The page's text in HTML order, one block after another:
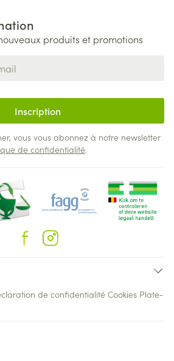
produits et promotions
Inscription
vous vous abonnez à notre newsletter
de confidentialité.
de confidentialité Cookies Plate-